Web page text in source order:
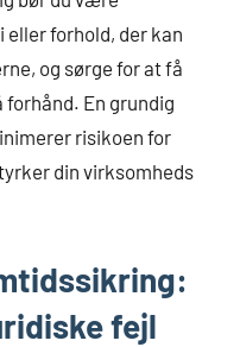
forhold, der kan
og sørge for at få
En grundig
risikoen for
din virksomheds
fejl